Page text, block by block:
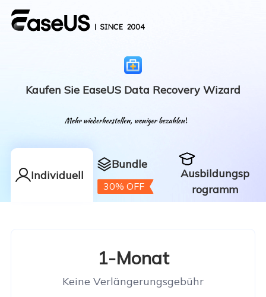
Kaufen Sie EaseUS Data Recovery Wizard
Individuell
Bundle
30% OFF
Ausbildungsp
rogramm
1-Monat
Keine Verlängerungsgebühr